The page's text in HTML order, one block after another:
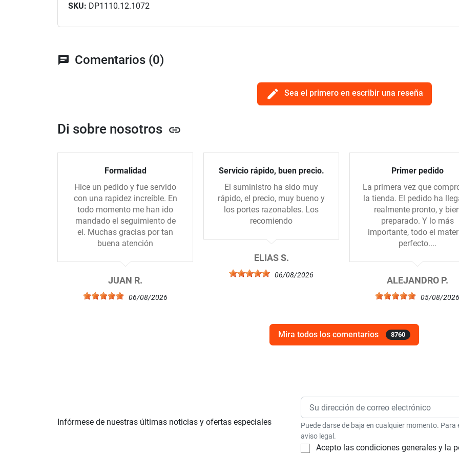
SKU: DP1110.12.1072
chat Comentarios (0)
edit Sea el primero en escribir una reseña
Di sobre nosotros link
Formalidad
Hice un pedido y fue servido
con una rapidez increíble. En
todo momento me han ido
mandado el seguimiento de
el. Muchas gracias por tan
buena atención
JUAN R.
06/08/2026
Servicio rápido, buen precio.
El suministro ha sido muy
rápido, el precio, muy bueno y
los portes razonables. Los
recomiendo
ELIAS S.
06/08/2026
Primer pedido
La primera vez que
la tienda. El pedido ha
realmente pronto, y
preparado. Y lo más
importante, todo el
perfecto....
ALEJANDRO P.
05/08/2026
Mira todos los comentarios 8760
Infórmese de nuestras últimas noticias y ofertas especiales
Puede darse de baja en cualquier momento.
aviso legal.
Acepto las condiciones generales y la